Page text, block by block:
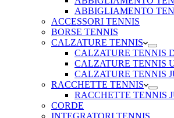
ABBIGLIAMENTO
ACCESSORI TENNIS
BORSE TENNIS
CALZATURE TENNIS
CALZATURE TENNIS
CALZATURE TENNIS
CALZATURE TENNIS
RACCHETTE TENNIS
RACCHETTE TENNIS
CORDE
INTEGRATORI TENNIS